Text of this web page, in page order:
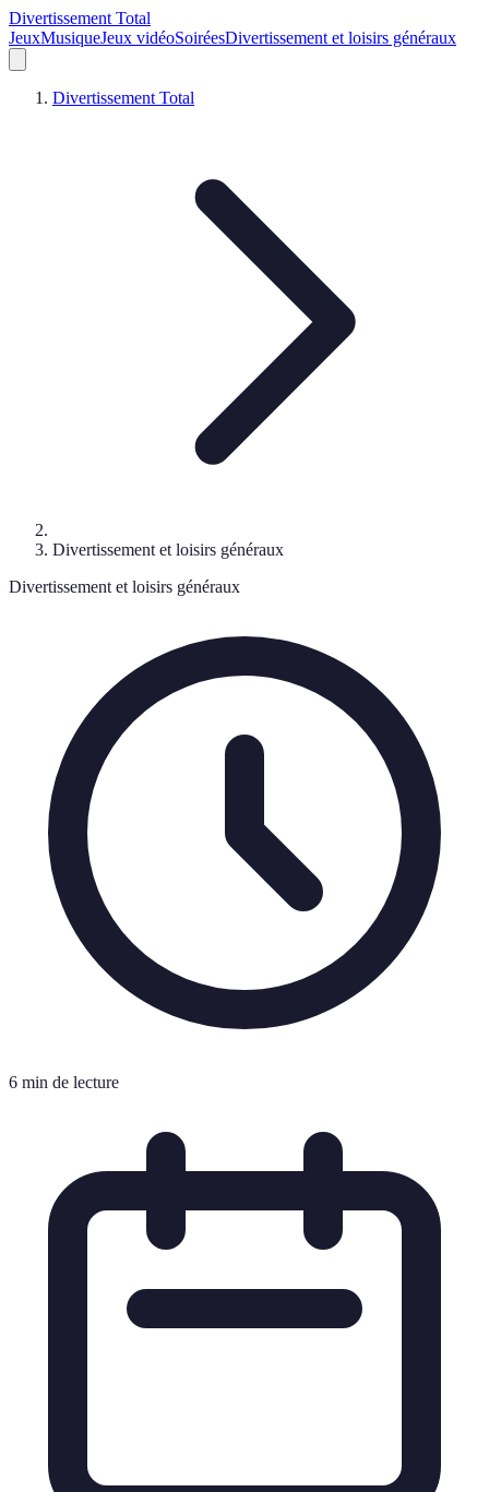
Divertissement Total
JeuxMusiqueJeux vidéoSoiréesDivertissement et loisirs généraux
Divertissement Total
Divertissement et loisirs généraux
Divertissement et loisirs généraux
6 min de lecture